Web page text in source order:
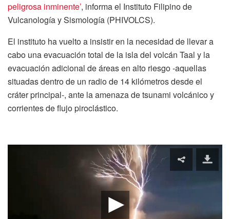
peligrosa inminente’, informa el Instituto Filipino de
Vulcanología y Sismología (PHIVOLCS).
El instituto ha vuelto a insistir en la necesidad de llevar a
cabo una evacuación total de la isla del volcán Taal y la
evacuación adicional de áreas en alto riesgo -aquellas
situadas dentro de un radio de 14 kilómetros desde el
cráter principal-, ante la amenaza de tsunami volcánico y
corrientes de flujo piroclástico.